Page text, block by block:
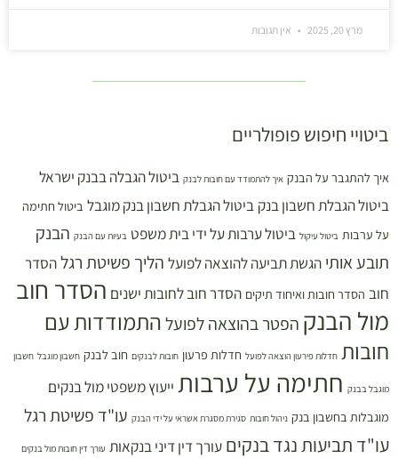
מרץ 20, 2025 אין תגובות
ביטויי חיפוש פופולריים
איך להתגבר על הבנק איך להתמודד עם חובות לבנק ביטול הגבלה בבנק ישראל
ביטול הגבלת חשבון בנק ביטול הגבלת חשבון בנק מוגבל ביטול חתימה
על ערבות ביטול עיקול ביטול ערבות על ידי בית משפט בעיות עם הבנק הבנק
תובע אותי הגשת תביעה להוצאה לפועל הליך פשיטת רגל הסדר
חוב הסדר חובות ואיחוד תיקים הסדר חוב לחובות ישנים הסדר חוב
מול הבנק הפטר בהוצאה לפועל התמודדות עם
חובות חדלות פירעון הוצאה לפועל חדלות פרעון חובות לבנקים חוב לבנק חשבון מוגבל חשבון
מוגבל בבנק חתימה על ערבות ייעוץ משפטי מול בנקים
מוגבלות בחשבון בנק ניהול חובות סגירת מסגרת אשראי על ידי הבנק עו"ד פשיטת רגל
עו"ד תביעות נגד בנקים עורך דין דיני בנקאות עורך דין חובות מול בנקים